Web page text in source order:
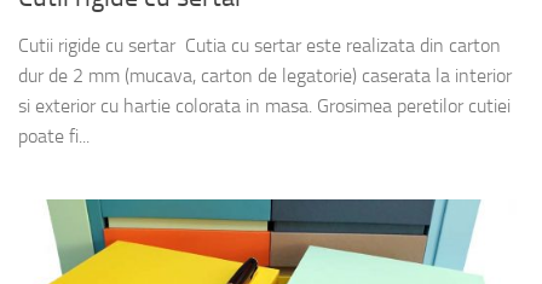
Cutii rigide cu sertar Cutia cu sertar este realizata din carton
dur de 2 mm (mucava, carton de legatorie) caserata la interior
si exterior cu hartie colorata in masa. Grosimea peretilor cutiei
poate fi...